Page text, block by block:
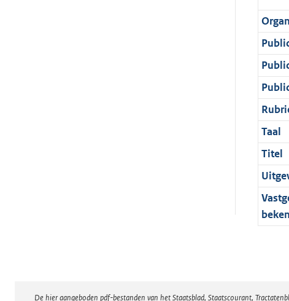
o
r
m
a
a
t
Taal
Titel
De hier aangeboden pdf-bestanden van het Staatsblad, Staatscourant,